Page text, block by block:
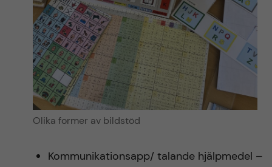
Olika former av bildstöd
Kommunikationsapp/ talande hjälpmedel –